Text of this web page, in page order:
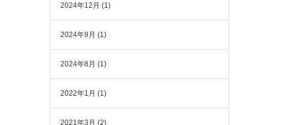
2024年12月 (1)
2024年9月 (1)
2024年8月 (1)
2022年1月 (1)
2021年3月 (2)